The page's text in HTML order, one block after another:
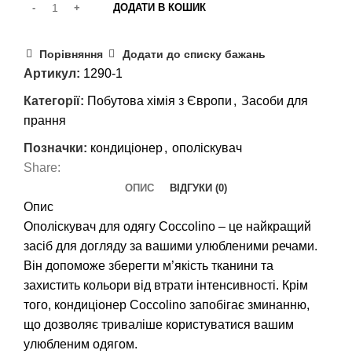
ДОДАТИ В КОШИК
Порівняння Додати до списку бажань
Артикул: 1290-1
Категорії: Побутова хімія з Європи , Засоби для
прання
Позначки: кондиціонер, ополіскувач
Share:
ОПИС ВІДГУКИ (0)
Опис
Ополіскувач для одягу Coccolino – це найкращий
засіб для догляду за вашими улюбленими речами.
Він допоможе зберегти м’якість тканини та
захистить кольори від втрати інтенсивності. Крім
того, кондиціонер Coccolino запобігає зминанню,
що дозволяє триваліше користуватися вашим
улюбленим одягом.